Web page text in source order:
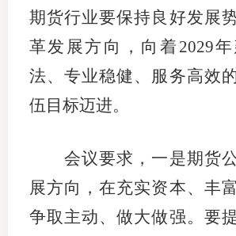
期货行业要保持良好发展
革发展方向，向着2029
法、专业稳健、服务高效
伍目标迈进。
会议要求，一是期货公
展方向，在充实资本、丰
争取主动、做大做强。要